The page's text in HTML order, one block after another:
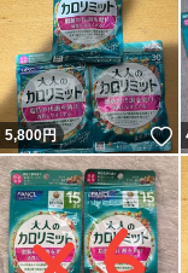
5,800円